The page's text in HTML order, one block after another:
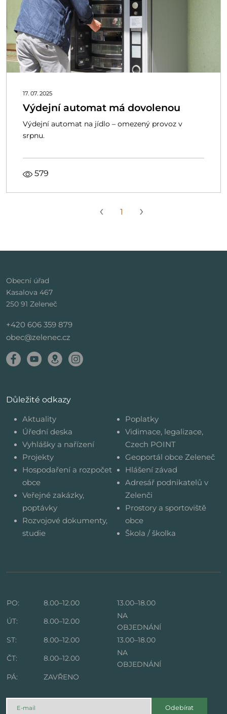
17. 07. 2025
Výdejní automat má dovolenou
Výdejní automat na jídlo – omezený provoz v
srpnu.
579
‹ 1 ›
Obecní úřad
Kasalova 467
250 91 Zeleneč
+420 606 359 879
obec@zelenec.cz
Důležité odkazy
Aktuality
Úřední deska
Vyhlášky a nařízení
Projekty
Hospodaření a rozpočet
obce
Veřejné zakázky,
poptávky
Rozvojové dokumenty,
studie
Poplatky
Vidimace, legalizace,
Czech POINT
Geoportál obce Zeleneč
Hlášení závad
Adresář podnikatelů v
Zelenči
Prostory a sportoviště
obce
Škola / školka
PO: 8.00–12.00
13.00–18.00
ÚT:
8.00–12.00
NA
OBJEDNÁNÍ
ST:
8.00–12.00
13.00–18.00
ČT:
8.00–12.00
NA
OBJEDNÁNÍ
PÁ:
ZAVŘENO
Odebírat